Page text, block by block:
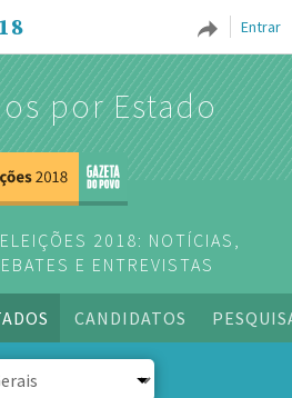
Entrar
por Estado
2018: NOTÍCIAS,
E ENTREVISTAS
CANDIDATOS